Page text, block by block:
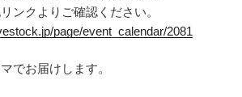
ンクよりご確認ください。
page/event_calendar/2081
でお届けします。